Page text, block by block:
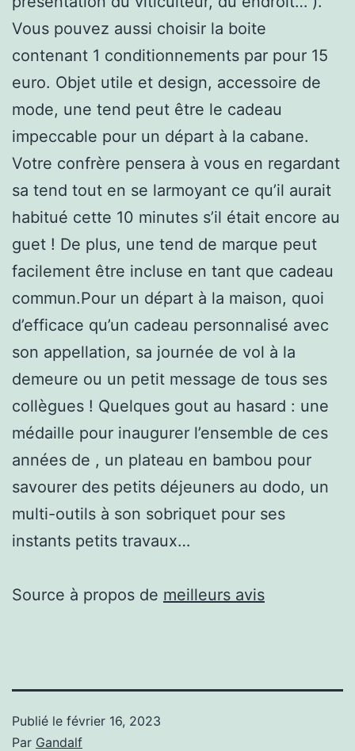
Vous pouvez aussi choisir la boite
contenant 1 conditionnements par pour 15
euro. Objet utile et design, accessoire de
mode, une tend peut être le cadeau
impeccable pour un départ à la cabane.
Votre confrère pensera à vous en regardant
sa tend tout en se larmoyant ce qu’il aurait
habitué cette 10 minutes s’il était encore au
guet ! De plus, une tend de marque peut
facilement être incluse en tant que cadeau
commun.Pour un départ à la maison, quoi
d’efficace qu’un cadeau personnalisé avec
son appellation, sa journée de vol à la
demeure ou un petit message de tous ses
collègues ! Quelques gout au hasard : une
médaille pour inaugurer l’ensemble de ces
années de , un plateau en bambou pour
savourer des petits déjeuners au dodo, un
multi-outils à son sobriquet pour ses
instants petits travaux…
Source à propos de meilleurs avis
Publié le février 16, 2023
Par Gandalf